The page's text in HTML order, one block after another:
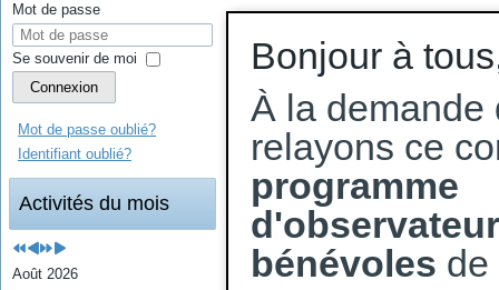
Mot de passe
Se souvenir de moi
Connexion
Mot de passe oublié?
Identifiant oublié?
Activités du mois
Août 2026
Bonjour à
À la demande
relayons ce
programme
bénévoles de